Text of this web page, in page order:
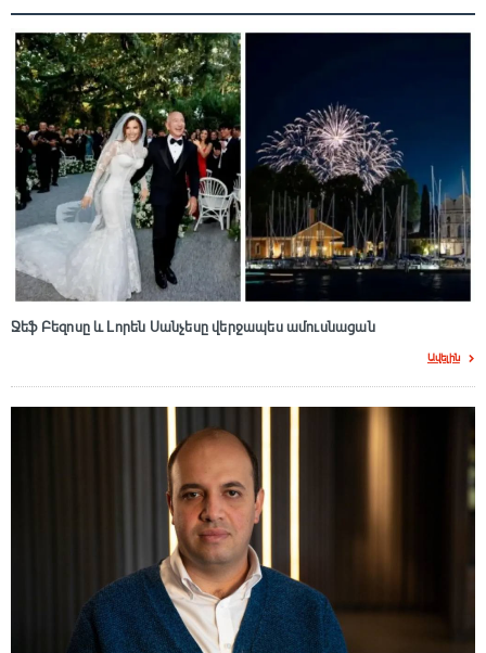
Ջեֆ Բեզոսը և Լորեն Սանչեսը վերջապես ամուսնացան
Ավելին